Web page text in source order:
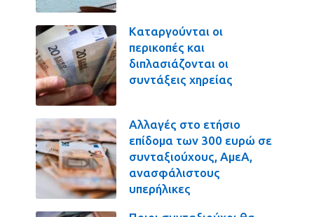
Καταργούνται οι
περικοπές και
διπλασιάζονται οι
συντάξεις χηρείας
Αλλαγές στο ετήσιο
επίδομα των 300 ευρώ σε
συνταξιούχους, ΑμεΑ,
ανασφάλιστους
υπερήλικες